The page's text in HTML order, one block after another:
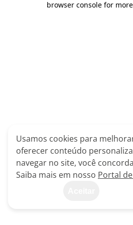
browser console for
Usamos cookies para
oferecer conteúdo
navegar no site, você
Saiba mais em nosso Portal